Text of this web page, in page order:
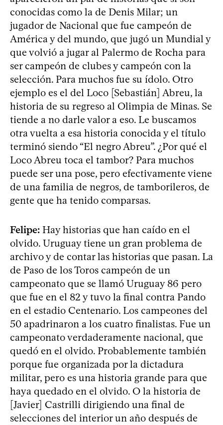
conocidas como la de Denis Milar; un
jugador de Nacional que fue campeón de
América y del mundo, que jugó un Mundial y
que volvió a jugar al Palermo de Rocha para
ser campeón de clubes y campeón con la
selección. Para muchos fue su ídolo. Otro
ejemplo es el del Loco [Sebastián] Abreu, la
historia de su regreso al Olimpia de Minas. Se
tiende a no darle valor a eso. Le buscamos
otra vuelta a esa historia conocida y el título
terminó siendo “El negro Abreu”. ¿Por qué el
Loco Abreu toca el tambor? Para muchos
puede ser una pose, pero efectivamente viene
de una familia de negros, de tamborileros, de
gente que ha tenido comparsas.
Felipe: Hay historias que han caído en el
olvido. Uruguay tiene un gran problema de
archivo y de contar las historias que pasan. La
de Paso de los Toros campeón de un
campeonato que se llamó Uruguay 86 pero
que fue en el 82 y tuvo la final contra Pando
en el estadio Centenario. Los campeones del
50 apadrinaron a los cuatro finalistas. Fue un
campeonato verdaderamente nacional, que
quedó en el olvido. Probablemente también
porque fue organizada por la dictadura
militar, pero es una historia grande para que
haya quedado en el olvido. O la historia de
[Javier] Castrilli dirigiendo una final de
selecciones del interior un año después de